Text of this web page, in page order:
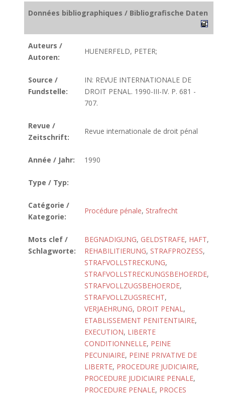
Données bibliographiques / Bibliografische Daten
Auteurs /
Autoren:
HUENERFELD, PETER;
Source /
Fundstelle:
IN: REVUE INTERNATIONALE DE
DROIT PENAL. 1990-III-IV. P. 681 -
707.
Revue /
Zeitschrift:
Revue internationale de droit pénal
Année / Jahr: 1990
Type / Typ:
Catégorie /
Kategorie:
Procédure pénale, Strafrecht
Mots clef /
Schlagworte:
BEGNADIGUNG, GELDSTRAFE, HAFT,
REHABILITIERUNG, STRAFPROZESS,
STRAFVOLLSTRECKUNG,
STRAFVOLLSTRECKUNGSBEHOERDE,
STRAFVOLLZUGSBEHOERDE,
STRAFVOLLZUGSRECHT,
VERJAEHRUNG, DROIT PENAL,
ETABLISSEMENT PENITENTIAIRE,
EXECUTION, LIBERTE
CONDITIONNELLE, PEINE
PECUNIAIRE, PEINE PRIVATIVE DE
LIBERTE, PROCEDURE JUDICIAIRE,
PROCEDURE JUDICIAIRE PENALE,
PROCEDURE PENALE, PROCES